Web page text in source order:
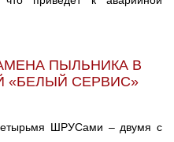
ПЫЛЬНИКА В
«БЕЛЫЙ СЕРВИС»
ШРУСами – двумя с